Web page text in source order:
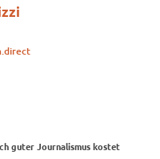
guter Journalismus kostet